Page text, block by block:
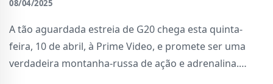
08/04/2025
A tão aguardada estreia de G20 chega esta quinta-
feira, 10 de abril, à Prime Video, e promete ser uma
verdadeira montanha-russa de ação e adrenalina.